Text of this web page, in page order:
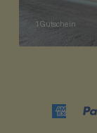
1 Gutschein